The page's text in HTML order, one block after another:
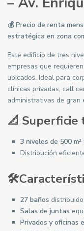
💰 Precio de renta
estratégica en zona
Este edificio de tres
empresas que
ubicados. Ideal para
clínicas privadas, call
administrativas de gran
📐 Superficie
3 niveles de 500 m²
Distribución
27 baños
Salas de juntas
Privados y oficinas